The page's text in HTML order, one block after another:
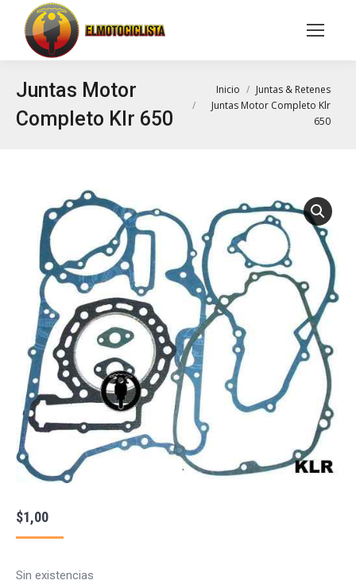
Buscar:
Juntas Motor
Completo Klr 650
Estás aquí:
Inicio
Juntas & Retenes
Juntas Motor Completo Klr
650
$1,00
Sin existencias